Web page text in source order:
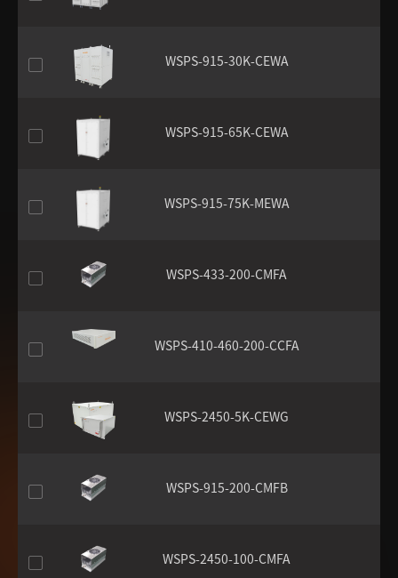
WSPS-915-30K-CEWA
WSPS-915-65K-CEWA
WSPS-915-75K-MEWA
WSPS-433-200-CMFA
WSPS-410-460-200-CCFA
WSPS-2450-5K-CEWG
WSPS-915-200-CMFB
WSPS-2450-100-CMFA